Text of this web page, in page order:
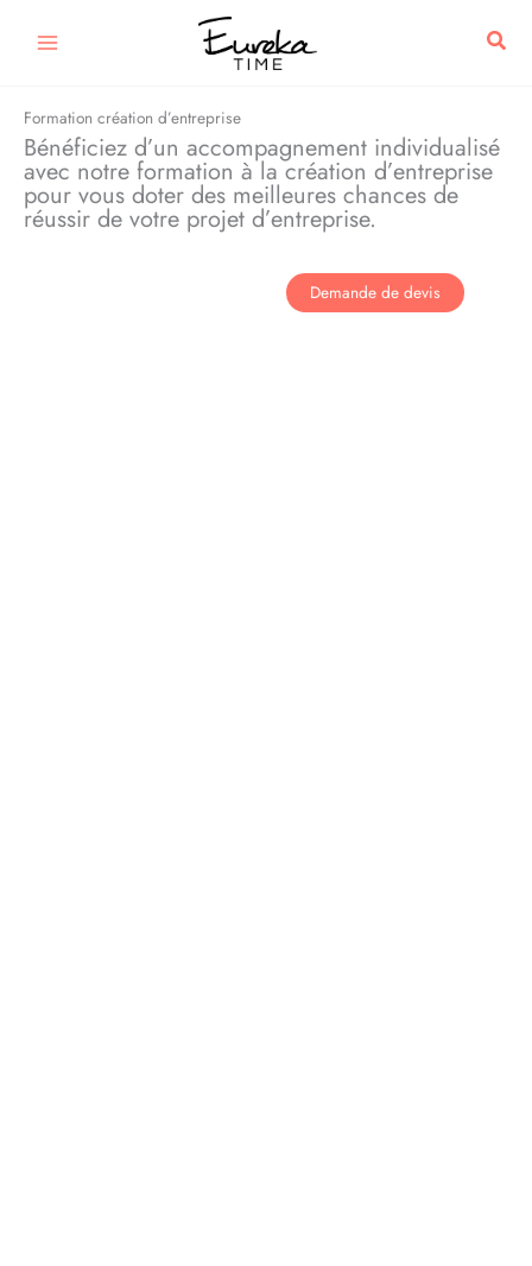
Formation création d’entreprise
Bénéficiez d’un accompagnement individualisé
avec notre formation à la création d’entreprise
pour vous doter des meilleures chances de
réussir de votre projet d’entreprise.
Demande de devis